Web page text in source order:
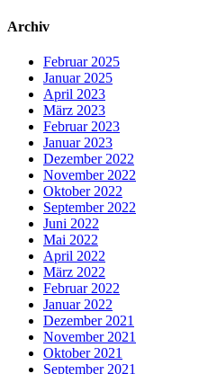
Archiv
Februar 2025
Januar 2025
April 2023
März 2023
Februar 2023
Januar 2023
Dezember 2022
November 2022
Oktober 2022
September 2022
Juni 2022
Mai 2022
April 2022
März 2022
Februar 2022
Januar 2022
Dezember 2021
November 2021
Oktober 2021
September 2021